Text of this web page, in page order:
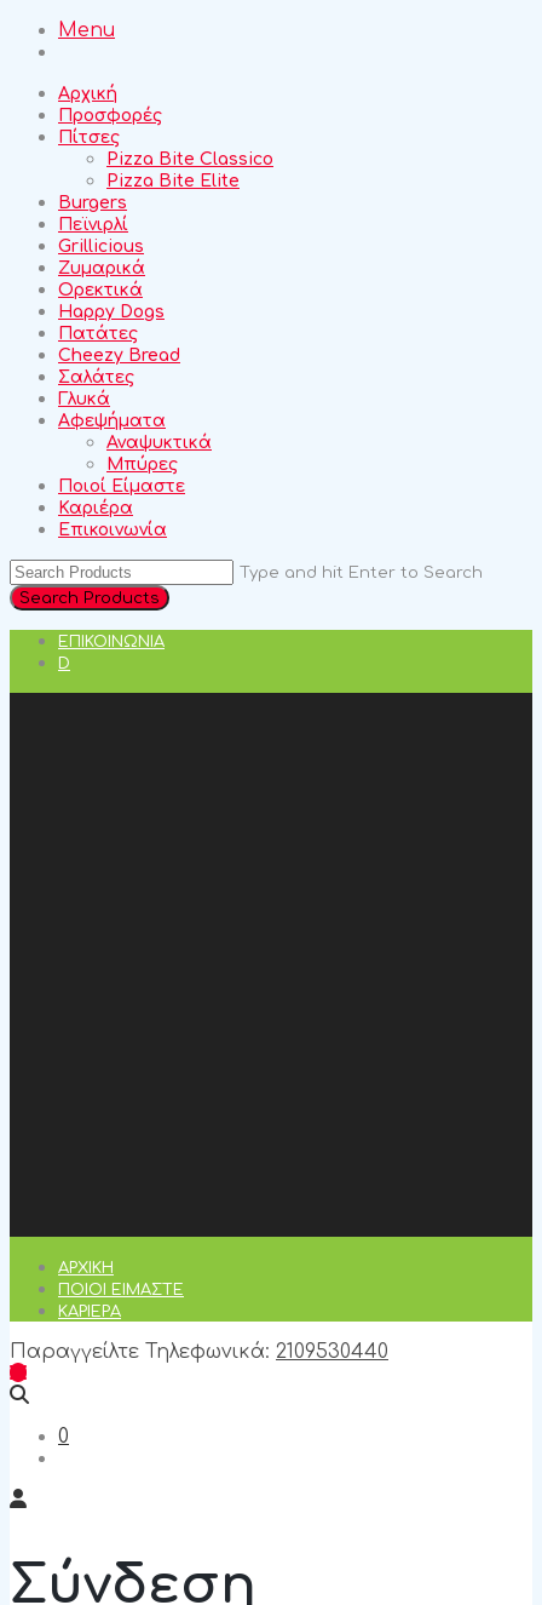
Menu
Αρχική
Προσφορές
Πίτσες
Pizza Bite Classico
Pizza Bite Elite
Burgers
Πεϊνιρλί
Grillicious
Ζυμαρικά
Ορεκτικά
Happy Dogs
Πατάτες
Cheezy Bread
Σαλάτες
Γλυκά
Αφεψήματα
Αναψυκτικά
Μπύρες
Ποιοί Είμαστε
Καριέρα
Επικοινωνία
Type and hit Enter to Search
ΕΠΙΚΟΙΝΩΝΊΑ
D
ΑΡΧΙΚΉ
ΠΟΙΟΊ ΕΊΜΑΣΤΕ
ΚΑΡΙΈΡΑ
Παραγγείλτε Τηλεφωνικά: 2109530440
0
Σύνδεση